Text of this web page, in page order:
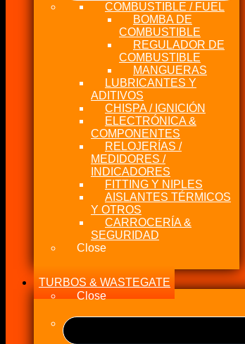
COMBUSTIBLE / FUEL
BOMBA DE
COMBUSTIBLE
REGULADOR DE
COMBUSTIBLE
MANGUERAS
LUBRICANTES Y
ADITIVOS
CHISPA / IGNICIÓN
ELECTRÓNICA &
COMPONENTES
RELOJERÍAS /
MEDIDORES /
INDICADORES
FITTING Y NIPLES
AISLANTES TÉRMICOS
Y OTROS
CARROCERÍA &
SEGURIDAD
Close
TURBOS & WASTEGATE
Close